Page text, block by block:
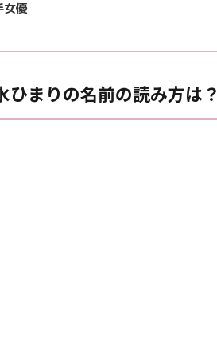
女優
ひまりの名前の読み方は？